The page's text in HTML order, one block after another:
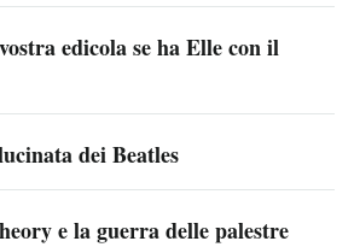
edicola se ha Elle con il
dei Beatles
e la guerra delle palestre